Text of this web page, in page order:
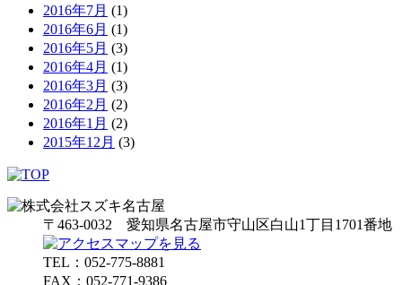
2016年7月 (1)
2016年6月 (1)
2016年5月 (3)
2016年4月 (1)
2016年3月 (3)
2016年2月 (2)
2016年1月 (2)
2015年12月 (3)
〒463-0032 愛知県名古屋市守山区白山1丁目1701番地
TEL：052-775-8881
FAX：052-771-9386